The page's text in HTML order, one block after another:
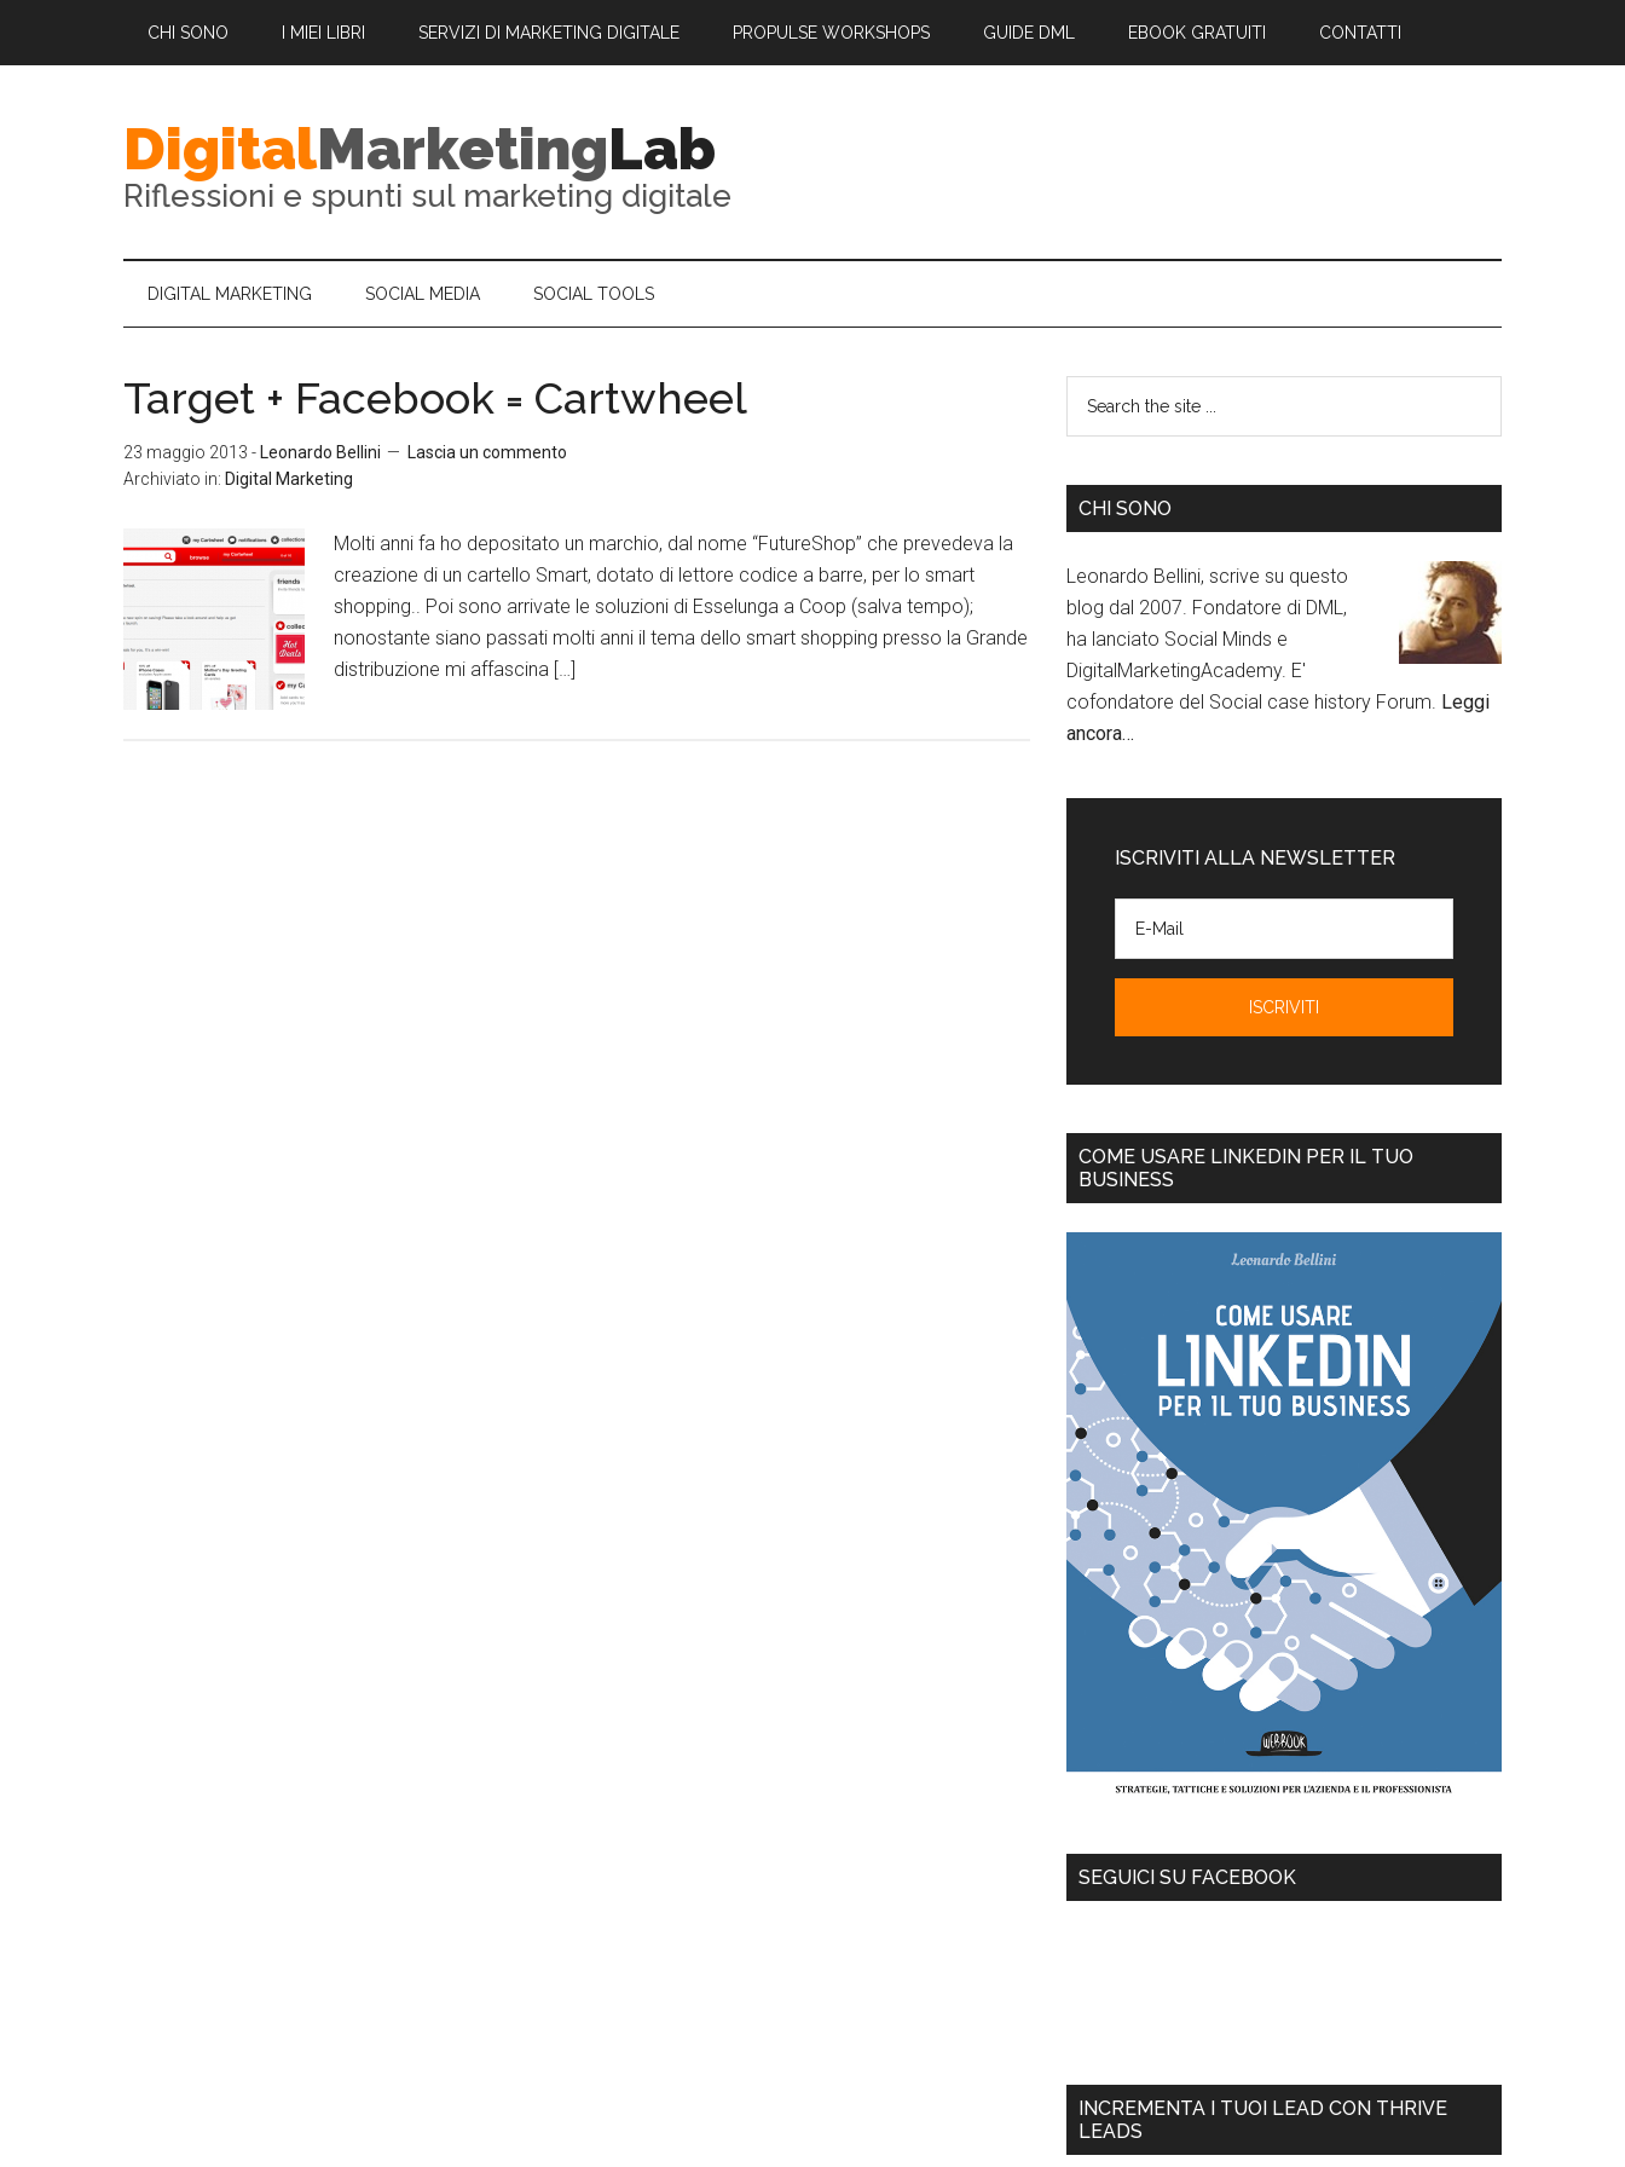
CHI SONO I MIEI LIBRI SERVIZI DI MARKETING DIGITALE PROPULSE WORKSHOPS GUIDE DML EBOOK GRATUITI CONTATTI
DigitalMarketingLab
Riflessioni e spunti sul marketing digitale
DIGITAL MARKETING SOCIAL MEDIA SOCIAL TOOLS
Target + Facebook = Cartwheel
23 maggio 2013 - Leonardo Bellini
Lascia un commento
Archiviato in: Digital Marketing
Molti anni fa ho depositato un marchio, dal nome “FutureShop” che prevedeva la
creazione di un cartello Smart, dotato di lettore codice a barre, per lo smart
shopping.. Poi sono arrivate le soluzioni di Esselunga a Coop (salva tempo);
nonostante siano passati molti anni il tema dello smart shopping presso la Grande
distribuzione mi affascina […]
CHI SONO
Leonardo Bellini, scrive su questo
blog dal 2007. Fondatore di DML,
ha lanciato Social Minds e
DigitalMarketingAcademy. E'
cofondatore del Social case history Forum. Leggi
ancora…
ISCRIVITI ALLA NEWSLETTER
COME USARE LINKEDIN PER IL TUO
BUSINESS
SEGUICI SU FACEBOOK
INCREMENTA I TUOI LEAD CON THRIVE
LEADS